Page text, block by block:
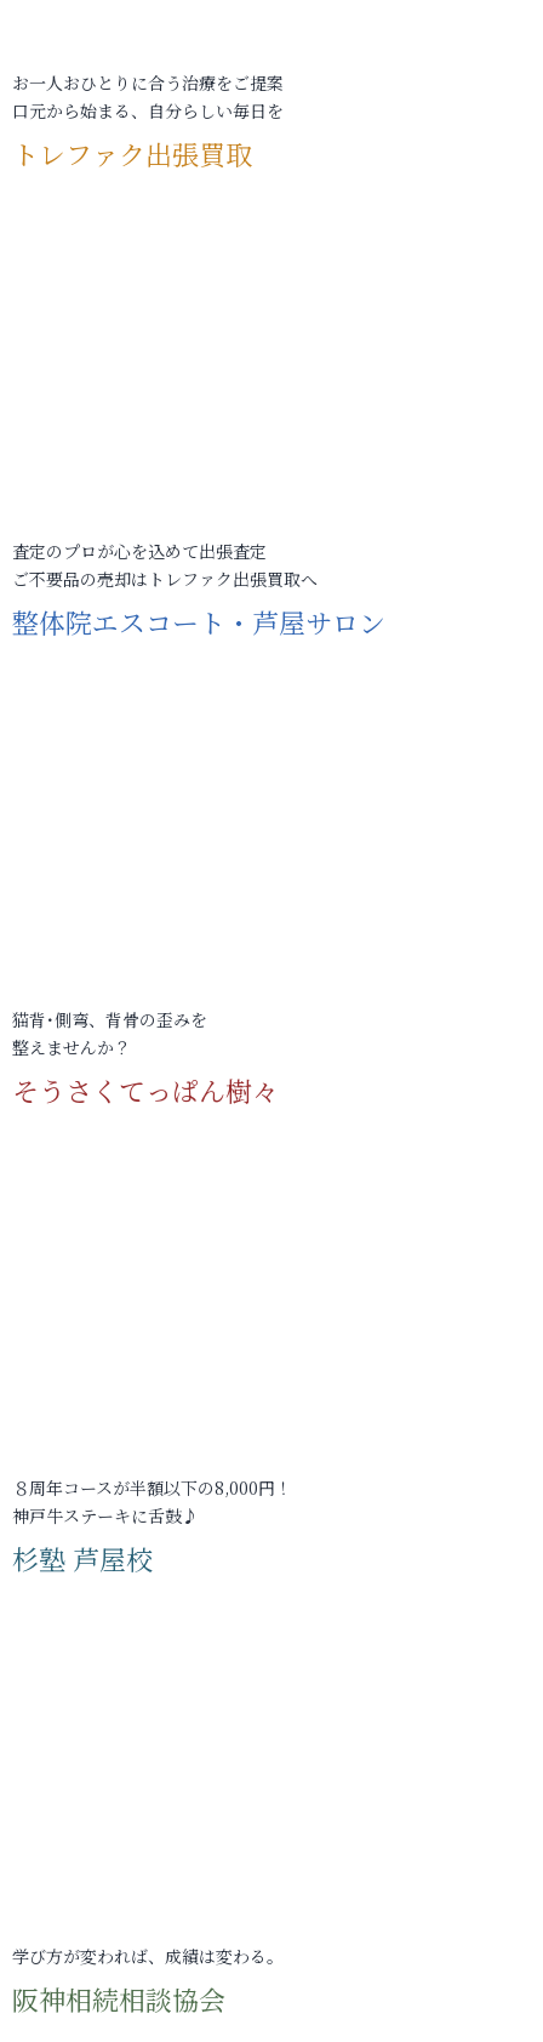
お一人おひとりに合う治療をご提案
口元から始まる、自分らしい毎日を
トレファク出張買取
査定のプロが心を込めて出張査定
ご不要品の売却はトレファク出張買取へ
整体院エスコート・芦屋サロン
猫背･側弯、背骨の歪みを
整えませんか？
そうさくてっぱん樹々
８周年コースが半額以下の8,000円！
神戸牛ステーキに舌鼓♪
杉塾 芦屋校
学び方が変われば、成績は変わる。
阪神相続相談協会